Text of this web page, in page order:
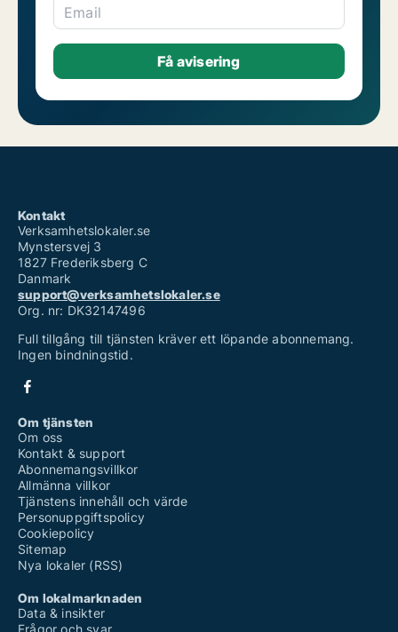
Email
Kontakt
Verksamhetslokaler.se
Mynstersvej 3
1827 Frederiksberg C
Danmark
support@verksamhetslokaler.se
Org. nr: DK32147496
Full tillgång till tjänsten kräver ett löpande abonnemang.
Ingen bindningstid.
Om tjänsten
Om oss
Kontakt & support
Abonnemangsvillkor
Allmänna villkor
Tjänstens innehåll och värde
Personuppgiftspolicy
Cookiepolicy
Sitemap
Nya lokaler (RSS)
Om lokalmarknaden
Data & insikter